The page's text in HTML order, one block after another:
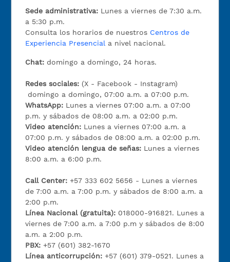
Sede administrativa: Lunes a viernes de 7:30 a.m.
a 5:30 p.m.
Consulta los horarios de nuestros Centros de
Experiencia Presencial a nivel nacional.
Chat: domingo a domingo, 24 horas.
Redes sociales: (X - Facebook - Instagram)
domingo a domingo, 07:00 a.m. a 07:00 p.m.
WhatsApp: Lunes a viernes 07:00 a.m. a 07:00
p.m. y sábados de 08:00 a.m. a 02:00 p.m.
Video atención: Lunes a viernes 07:00 a.m. a
07:00 p.m. y sábados de 08:00 a.m. a 02:00 p.m.
Video atención lengua de señas: Lunes a viernes
8:00 a.m. a 6:00 p.m.
Call Center:+57 333 602 5656 - Lunes a viernes
de 7:00 a.m. a 7:00 p.m. y sábados de 8:00 a.m. a
2:00 p.m.
Línea Nacional (gratuita): 018000-916821. Lunes a
viernes de 7:00 a.m. a 7:00 p.m y sábados de 8:00
a.m. a 2:00 p.m.
PBX:+57 (601) 382-1670
Línea anticorrupción:+57 (601) 379-0521. Lunes a